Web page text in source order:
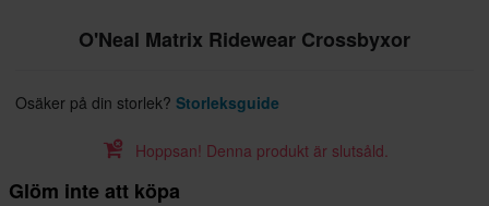
O'Neal Matrix Ridewear Crossbyxor
Osäker på din storlek? Storleksguide
Hoppsan! Denna produkt är slutsåld.
Glöm inte att köpa